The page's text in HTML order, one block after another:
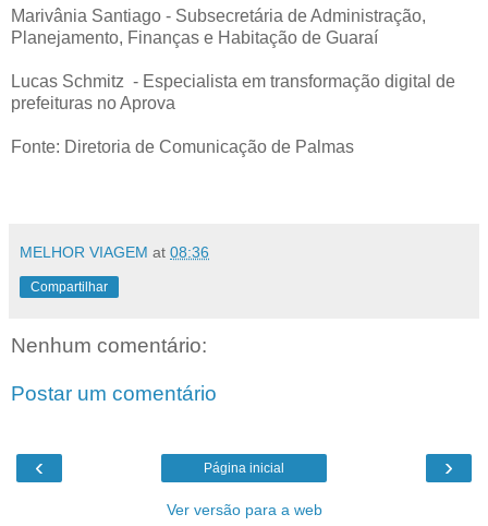
Marivânia Santiago - Subsecretária de Administração,
Planejamento, Finanças e Habitação de Guaraí
Lucas Schmitz - Especialista em transformação digital de
prefeituras no Aprova
Fonte: Diretoria de Comunicação de Palmas
MELHOR VIAGEM at 08:36
Compartilhar
Nenhum comentário:
Postar um comentário
‹ ›
Página inicial
Ver versão para a web